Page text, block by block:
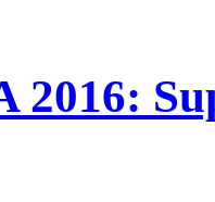
2016: